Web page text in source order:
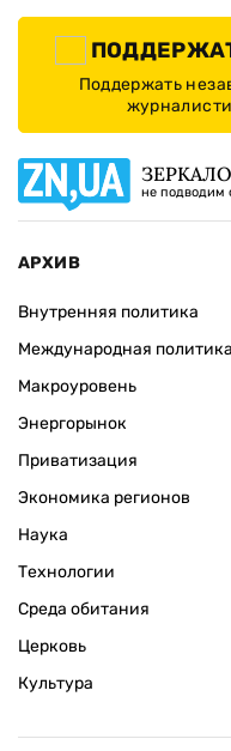
Поддержать
не подводим
АРХИВ
Внутренняя политика
Международная политика
Макроуровень
Энергорынок
Приватизация
Экономика регионов
Наука
Технологии
Среда обитания
Церковь
Культура